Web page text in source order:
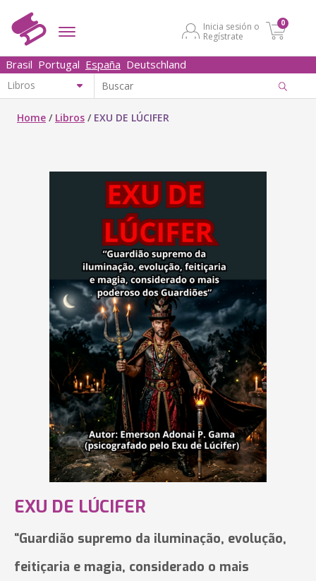
Inicia sesión o
Regístrate
0
Brasil Portugal España Deutschland
Home / Libros / EXU DE LÚCIFER
EXU DE LÚCIFER
“Guardião supremo da iluminação, evolução,
feitiçaria e magia, considerado o mais